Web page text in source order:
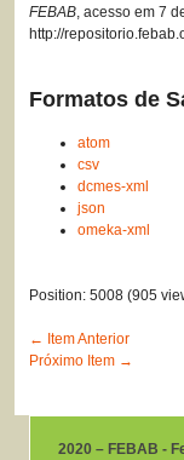
FEBAB, acesso em 7
http://
Formatos de
atom
csv
dcmes-xml
json
omeka-xml
Position: 5008 (905
← Item Anterior
Próximo Item →
2020 – FEBAB -